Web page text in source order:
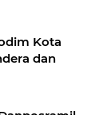
Kota
dan